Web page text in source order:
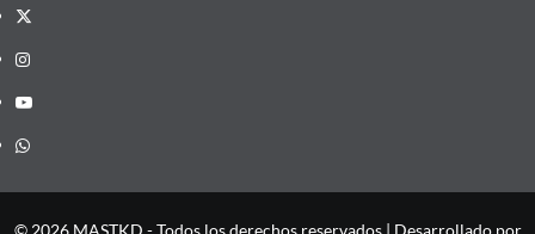
X
Instagram
YouTube
Whatsapp